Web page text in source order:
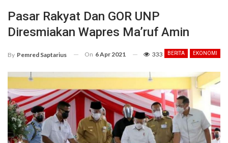
Pasar Rakyat Dan GOR UNP
Diresmiakan Wapres Ma’ruf Amin
BERITA EKONOMI
By Pemred Saptarius On 6 Apr 2021 333